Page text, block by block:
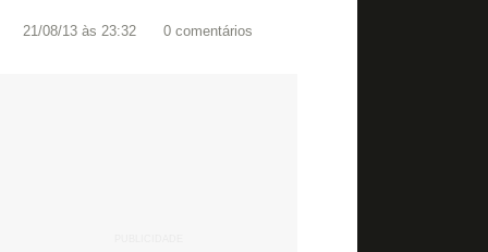
21/08/13 às 23:32 0 comentários